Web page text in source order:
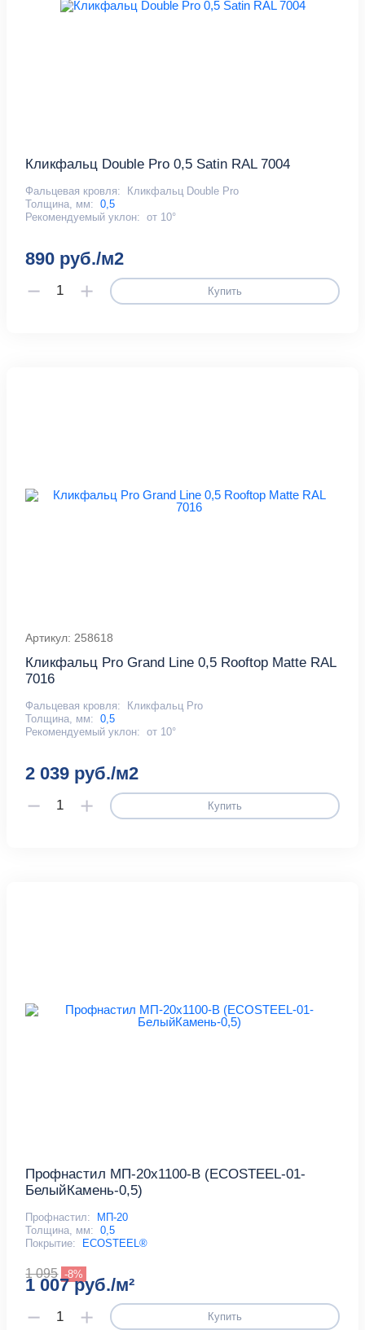
Кликфальц Double Pro 0,5 Satin RAL 7004
Фальцевая кровля:
Кликфальц Double Pro
Толщина, мм: 0,5
Рекомендуемый уклон: от 10°
890 руб./м2
Купить
Артикул: 258618
Кликфальц Pro Grand Line 0,5 Rooftop Matte RAL
7016
Фальцевая кровля:
Кликфальц Pro
Толщина, мм: 0,5
Рекомендуемый уклон: от 10°
2 039 руб./м2
Купить
Профнастил МП-20x1100-B (ECOSTEEL-01-
БелыйКамень-0,5)
Профнастил:
МП-20
Толщина, мм: 0,5
Покрытие:
ECOSTEEL®
1 095 -8%
1 007 руб./м²
Купить